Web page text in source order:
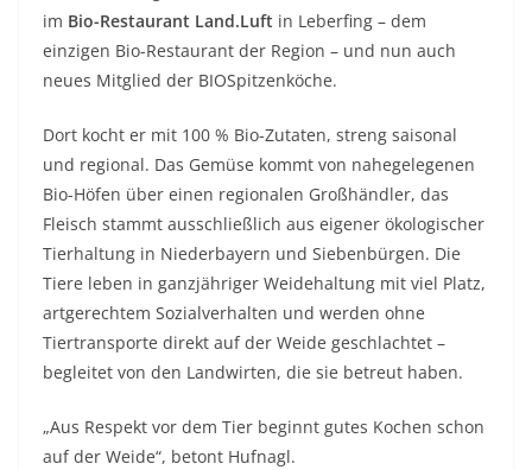
im Bio-Restaurant Land.Luft in Leberfing – dem
einzigen Bio-Restaurant der Region – und nun auch
neues Mitglied der BIOSpitzenköche.
Dort kocht er mit 100 % Bio-Zutaten, streng saisonal
und regional. Das Gemüse kommt von nahegelegenen
Bio-Höfen über einen regionalen Großhändler, das
Fleisch stammt ausschließlich aus eigener ökologischer
Tierhaltung in Niederbayern und Siebenbürgen. Die
Tiere leben in ganzjähriger Weidehaltung mit viel Platz,
artgerechtem Sozialverhalten und werden ohne
Tiertransporte direkt auf der Weide geschlachtet –
begleitet von den Landwirten, die sie betreut haben.
„Aus Respekt vor dem Tier beginnt gutes Kochen schon
auf der Weide“, betont Hufnagl.